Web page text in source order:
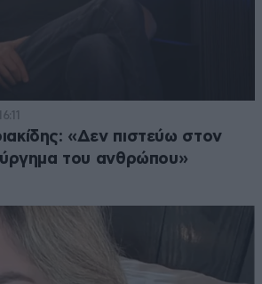
«Δεν πιστεύω στον
του ανθρώπου»